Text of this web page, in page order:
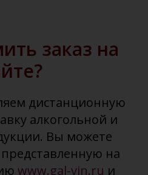
заказ на
дистанционную
алкогольной и
Вы можете
на
www.gal-vin.ru и